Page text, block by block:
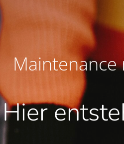
Hier